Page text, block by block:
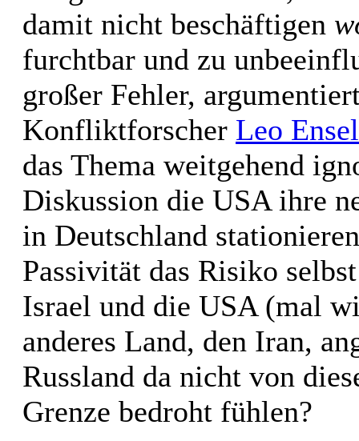
damit nicht beschäftigen
furchtbar und zu
großer Fehler,
Konfliktforscher Leo
das Thema weitgehend
Diskussion die USA ihre
in Deutschland
Passivität das Risiko
Israel und die USA (mal
anderes Land, den Iran,
Russland da nicht von
Grenze bedroht fühlen?